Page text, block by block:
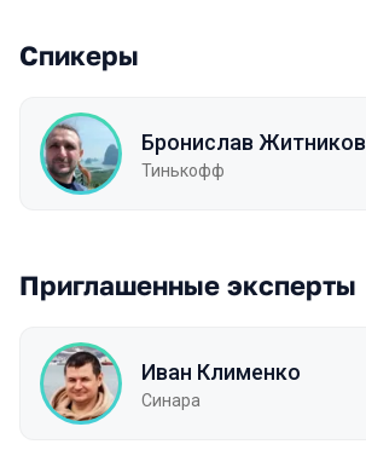
Спикеры
Бронислав Житников
Тинькофф
Приглашенные эксперты
Иван Клименко
Синара